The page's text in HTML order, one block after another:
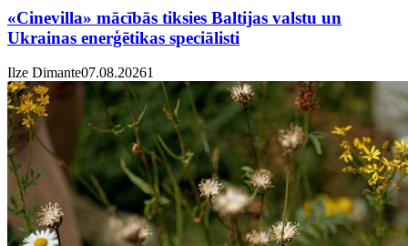
«Cinevilla» mācībās tiksies Baltijas valstu un
Ukrainas enerģētikas speciālisti
Ilze Dimante07.08.20261